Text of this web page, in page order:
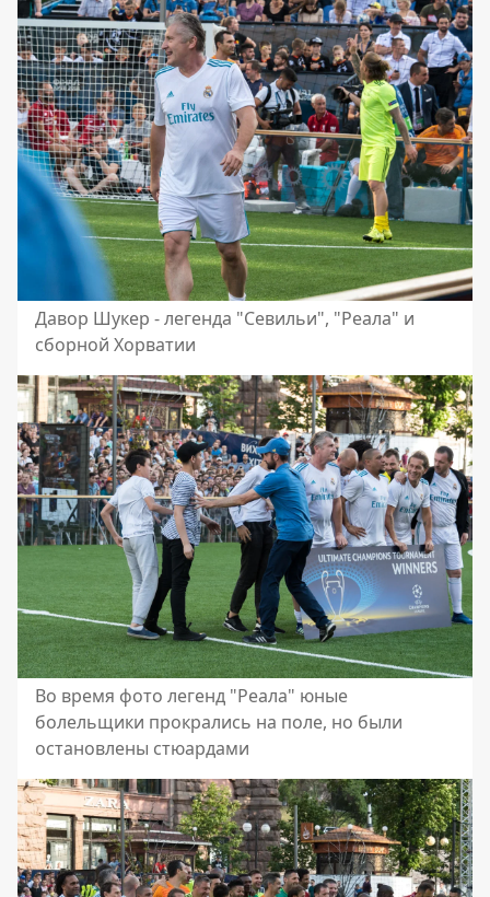
Давор Шукер - легенда "Севильи", "Реала" и
сборной Хорватии
Во время фото легенд "Реала" юные
болельщики прокрались на поле, но были
остановлены стюардами